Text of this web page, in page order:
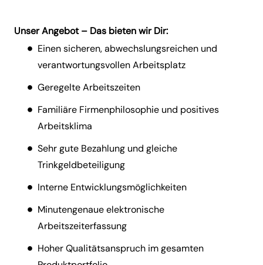
Unser Angebot – Das bieten wir Dir:
Einen sicheren, abwechslungsreichen und
verantwortungsvollen Arbeitsplatz
Geregelte Arbeitszeiten
Familiäre Firmenphilosophie und positives
Arbeitsklima
Sehr gute Bezahlung und gleiche
Trinkgeldbeteiligung
Interne Entwicklungsmöglichkeiten
Minutengenaue elektronische
Arbeitszeiterfassung
Hoher Qualitätsanspruch im gesamten